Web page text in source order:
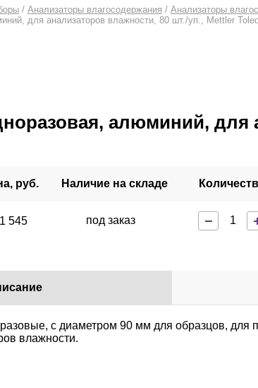
/ Анализаторы влагосодержания / Анализаторы
для анализаторов влажности, 80 шт./уп., Mettler
алюминий, для
руб. Наличие на складе
545 под заказ
с диаметром 90 мм для образцов, для
влажности.